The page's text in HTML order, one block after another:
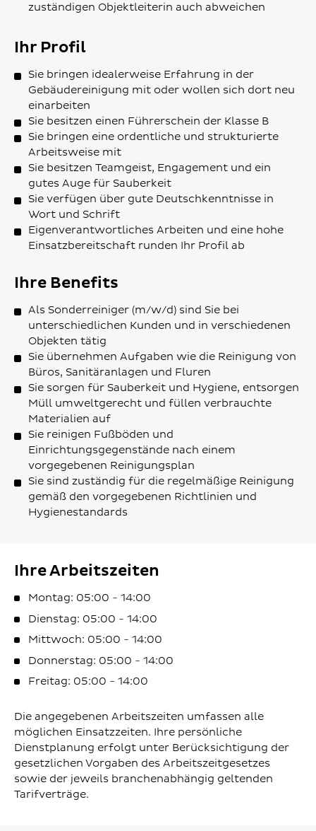
zuständigen Objektleiterin auch abweichen
Ihr Profil
Sie bringen idealerweise Erfahrung in der
Gebäudereinigung mit oder wollen sich dort neu
einarbeiten
Sie besitzen einen Führerschein der Klasse B
Sie bringen eine ordentliche und strukturierte
Arbeitsweise mit
Sie besitzen Teamgeist, Engagement und ein
gutes Auge für Sauberkeit
Sie verfügen über gute Deutschkenntnisse in
Wort und Schrift
Eigenverantwortliches Arbeiten und eine hohe
Einsatzbereitschaft runden Ihr Profil ab
Ihre Benefits
Als Sonderreiniger (m/w/d) sind Sie bei
unterschiedlichen Kunden und in verschiedenen
Objekten tätig
Sie übernehmen Aufgaben wie die Reinigung von
Büros, Sanitäranlagen und Fluren
Sie sorgen für Sauberkeit und Hygiene, entsorgen
Müll umweltgerecht und füllen verbrauchte
Materialien auf
Sie reinigen Fußböden und
Einrichtungsgegenstände nach einem
vorgegebenen Reinigungsplan
Sie sind zuständig für die regelmäßige Reinigung
gemäß den vorgegebenen Richtlinien und
Hygienestandards
Ihre Arbeitszeiten
Montag: 05:00 - 14:00
Dienstag: 05:00 - 14:00
Mittwoch: 05:00 - 14:00
Donnerstag: 05:00 - 14:00
Freitag: 05:00 - 14:00
Die angegebenen Arbeitszeiten umfassen alle
möglichen Einsatzzeiten. Ihre persönliche
Dienstplanung erfolgt unter Berücksichtigung der
gesetzlichen Vorgaben des Arbeitszeitgesetzes
sowie der jeweils branchenabhängig geltenden
Tarifverträge.